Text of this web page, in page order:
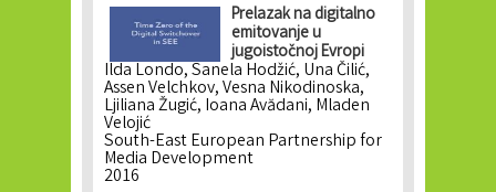
Prelazak na digitalno
emitovanje u
jugoistočnoj Evropi
Ilda Londo, Sanela Hodžić, Una Čilić,
Assen Velchkov, Vesna Nikodinoska,
Ljiliana Žugić, Ioana Avădani, Mladen
Velojić
South-East European Partnership for
Media Development
2016